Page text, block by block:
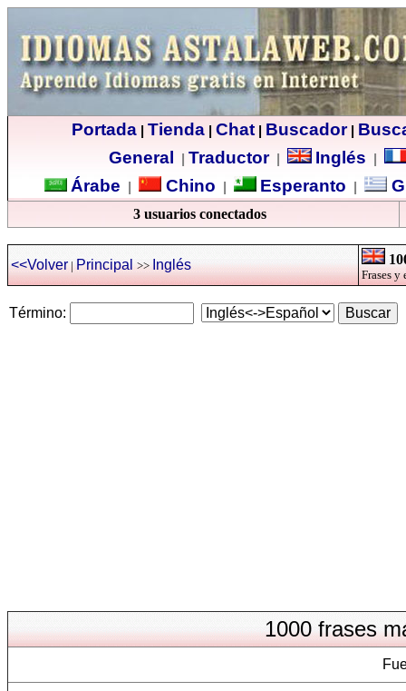
Portada| Tienda| Chat| Buscador|
General
Traductor| Inglés
Árabe Chino Esperanto
3 usuarios conectados
<<Volver|Principal >>Inglés
Frases y
Término:
1000 frases